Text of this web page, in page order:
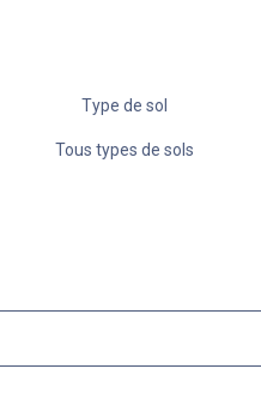
Type de sol
Tous types de sols